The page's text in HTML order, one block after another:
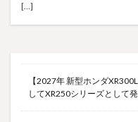
[…]
【2027年 新型ホンダ
してXR250シリーズとして